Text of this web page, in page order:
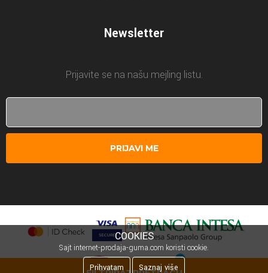
Newsletter
Prijavite se na našu mejling listu.
PRIJAVI ME
COOKIES
Sajt internet-prodaja-guma.com koristi cookie.
Prihvatam
Saznaj više